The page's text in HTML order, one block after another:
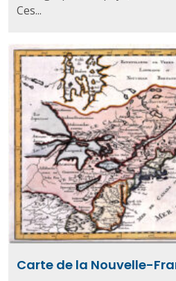
Ces...
Carte de la Nouvelle-